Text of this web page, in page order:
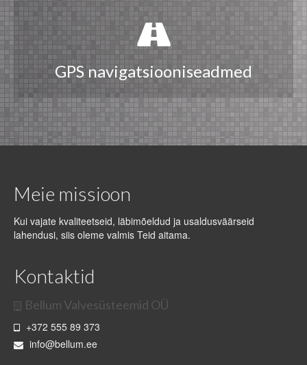
GPS navigatsiooniseadmed
Meie missioon
Kui vajate kvaliteetseid, läbimõeldud ja usaldusväärseid
lahendusi, siis oleme valmis Teid aitama.
Kontaktid
Bellum Valvesüsteemid OÜ
+372 555 89 373
info@bellum.ee